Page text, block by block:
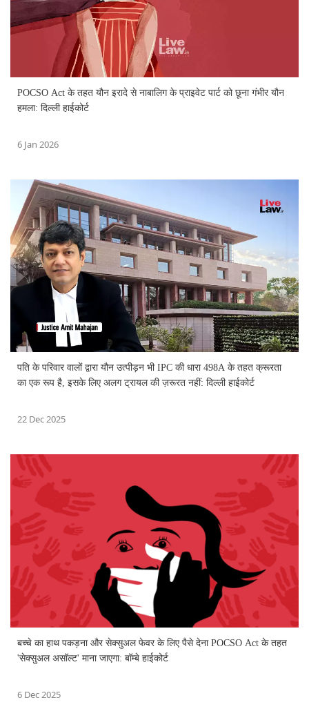
POCSO Act के तहत यौन इरादे से नाबालिग के प्राइवेट पार्ट को छूना गंभीर यौन
हमला: दिल्ली हाईकोर्ट
6 Jan 2026
पति के परिवार वालों द्वारा यौन उत्पीड़न भी IPC की धारा 498A के तहत क्रूरता
का एक रूप है, इसके लिए अलग ट्रायल की ज़रूरत नहीं: दिल्ली हाईकोर्ट
22 Dec 2025
बच्चे का हाथ पकड़ना और सेक्सुअल फेवर के लिए पैसे देना POCSO Act के तहत
'सेक्सुअल असॉल्ट' माना जाएगा: बॉम्बे हाईकोर्ट
6 Dec 2025